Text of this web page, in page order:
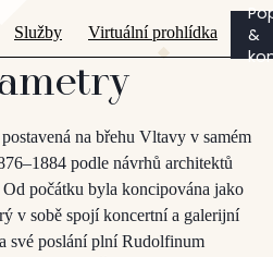
Služby Virtuální prohlídka
&
na břehu Vltavy v samém
podle návrhů architektů
Od počátku byla koncipována jako
v sobě spojí koncertní a galerijní
své poslání plní Rudolfinum